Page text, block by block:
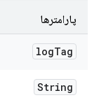
پارامترها
logTag
String